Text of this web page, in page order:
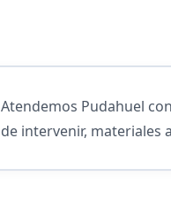
Atendemos Pudahuel
de intervenir, materiales